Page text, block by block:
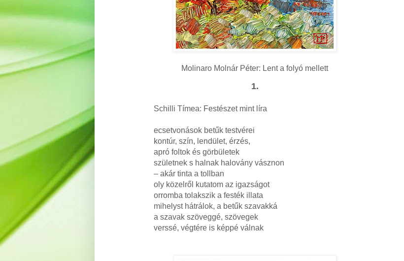
Molinaro Molnár Péter: Lent a folyó mellett
1.
Schilli Tímea: Festészet mint líra
ecsetvonások betűk testvérei
kontúr, szín, lendület, érzés,
apró foltok és görbületek
születnek s halnak halovány vásznon
– akár tinta a tollban
oly közelről kutatom az igazságot
orromba tolakszik a festék illata
mihelyst hátrálok, a betűk szavakká
a szavak szöveggé, szövegek
verssé, végtére is képpé válnak